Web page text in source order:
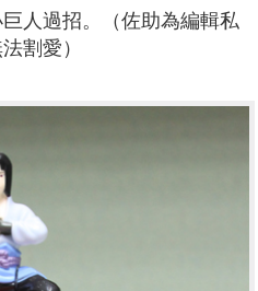
人過招。（佐助為編輯私
割愛）